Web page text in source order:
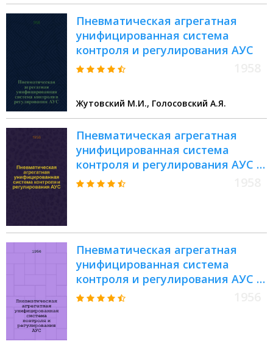
Пневматическая агрегатная
унифицированная система
контроля и регулирования АУС
Жутовский М.И., Голосовский А.Я.
Пневматическая агрегатная
унифицированная система
контроля и регулирования АУС :
Каталог
Пневматическая агрегатная
унифицированная система
контроля и регулирования АУС :
Разраб. НИИТеплоприбором М-